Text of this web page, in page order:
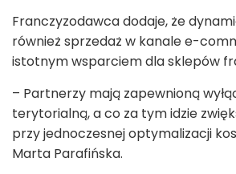
Franczyzodawca dodaje, że
również sprzedaż w kanale e-
istotnym wsparciem dla sklepów
– Partnerzy mają zapewnioną
terytorialną, a co za tym idzie
przy jednoczesnej optymalizacji
Marta Parafińska.